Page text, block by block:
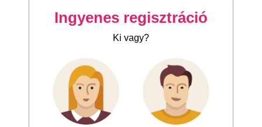
Ingyenes regisztráció
Ki vagy?